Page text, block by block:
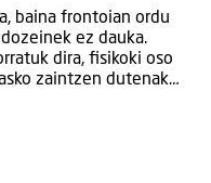
baina frontoian ordu
ez dauka.
dira, fisikoki oso
zaintzen dutenak…